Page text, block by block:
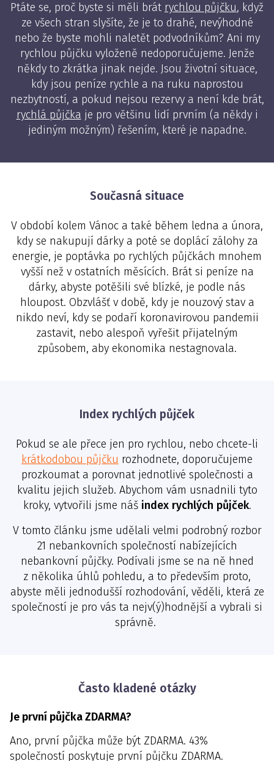
Ptáte se, proč byste si měli brát rychlou půjčku, když
ze všech stran slyšíte, že je to drahé, nevýhodné
nebo že byste mohli naletět podvodníkům? Ani my
rychlou půjčku vyloženě nedoporučujeme. Jenže
někdy to zkrátka jinak nejde. Jsou životní situace,
kdy jsou peníze rychle a na ruku naprostou
nezbytností, a pokud nejsou rezervy a není kde brát,
rychlá půjčka je pro většinu lidí prvním (a někdy i
jediným možným) řešením, které je napadne.
Současná situace
V období kolem Vánoc a také během ledna a února,
kdy se nakupují dárky a poté se doplácí zálohy za
energie, je poptávka po rychlých půjčkách mnohem
vyšší než v ostatních měsících. Brát si peníze na
dárky, abyste potěšili své blízké, je podle nás
hloupost. Obzvlášť v době, kdy je nouzový stav a
nikdo neví, kdy se podaří koronavirovou pandemii
zastavit, nebo alespoň vyřešit přijatelným
způsobem, aby ekonomika nestagnovala.
Index rychlých půjček
Pokud se ale přece jen pro rychlou, nebo chcete-li
krátkodobou půjčku rozhodnete, doporučujeme
prozkoumat a porovnat jednotlivé společnosti a
kvalitu jejich služeb. Abychom vám usnadnili tyto
kroky, vytvořili jsme náš index rychlých půjček.
V tomto článku jsme udělali velmi podrobný rozbor
21 nebankovních společností nabízejících
nebankovní půjčky. Podívali jsme se na ně hned
z několika úhlů pohledu, a to především proto,
abyste měli jednodušší rozhodování, věděli, která ze
společností je pro vás ta nejv(ý)hodnější a vybrali si
správně.
Často kladené otázky
Je první půjčka ZDARMA?
Ano, první půjčka může být ZDARMA. 43%
společností poskytuje první půjčku ZDARMA.